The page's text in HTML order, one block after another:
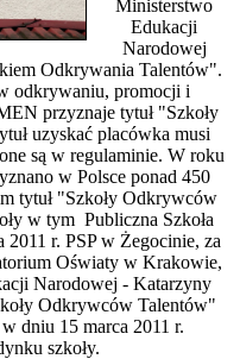
Ministerstwo
Edukacji
Narodowej
Odkrywania Talentów".
odkrywaniu, promocji i
przyznaje tytuł "Szkoły
uzyskać placówka musi
są w regulaminie. W roku
w Polsce ponad 450
tytuł "Szkoły Odkrywców
w tym Publiczna Szkoła
r. PSP w Żegocinie, za
Oświaty w Krakowie,
Narodowej - Katarzyny
Odkrywców Talentów"
dniu 15 marca 2011 r.
szkoły.